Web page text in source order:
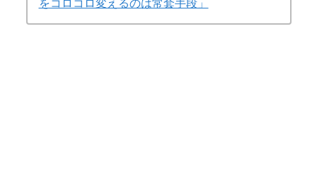
をコロコロ変えるのは常套手段」